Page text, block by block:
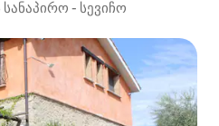
- სევიჩო
ვარიანტი